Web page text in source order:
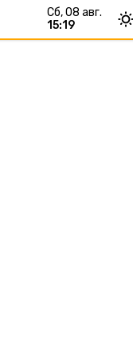
сб, 08 авг.
15:19